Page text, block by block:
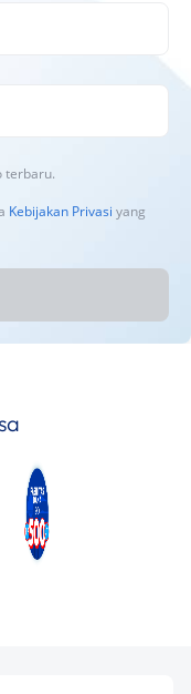
terbaru.
Kebijakan Privasi yang